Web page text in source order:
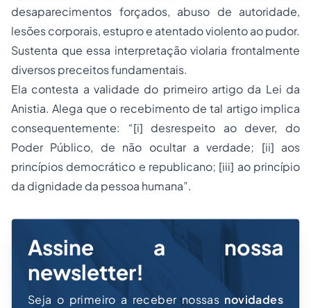
desaparecimentos forçados, abuso de autoridade,
lesões corporais, estuproe atentado violento ao pudor.
Sustenta que essa interpretação violaria frontalmente
diversos preceitos fundamentais.
Ela contesta a validade do primeiro artigo da Lei da
Anistia. Alega que o recebimento de tal artigo implica
consequentemente: “[i] desrespeito ao dever, do
Poder Público, de não ocultar a verdade; [ii] aos
princípios democrático e republicano; [iii] ao princípio
da dignidade da pessoa humana”.
Assine a nossa
newsletter!
Seja o primeiro a receber nossas novidades